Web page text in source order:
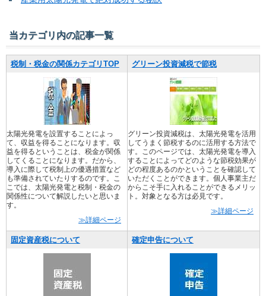
当カテゴリ内の記事一覧
税制・税金の関係カテゴリTOP
太陽光発電を設置することによっ
て、収益を得ることになります。収
益を得るということは、税金が関係
してくることになります。だから、
導入に際して税制上の優遇措置など
も準備されていたりするのです。こ
こでは、太陽光発電と税制・税金の
関係性について解説したいと思いま
す。
≫詳細ページ
グリーン投資減税で節税
グリーン投資減税は、太陽光発電を活用
してうまく節税するのに活用する方法で
す。このページでは、太陽光発電を導入
することによってどのような節税効果が
どの程度あるのかということを確認して
いただくことができます。個人事業主だ
からこそ手に入れることができるメリッ
ト。対象となる方は必見です。
≫詳細ページ
固定資産税について 確定申告について